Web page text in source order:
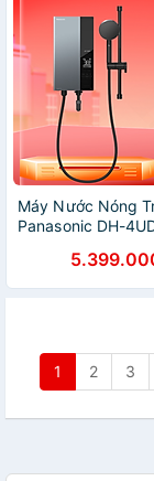
Máy Nước Nóng
Panasonic DH-
1 2 3